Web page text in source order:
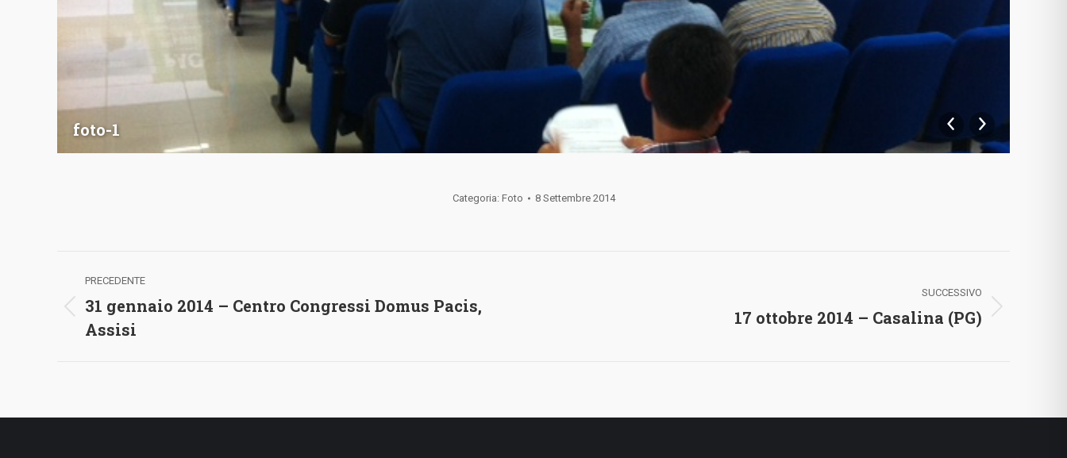
foto-1
Categoria: Foto 8 Settembre 2014
di
navigazione
PRECEDENTE
Album
precedente:
31 gennaio 2014 – Centro Congressi Domus Pacis,
Assisi
SUCCESSIVO
17 ottobre 2014 – Casalina (PG)